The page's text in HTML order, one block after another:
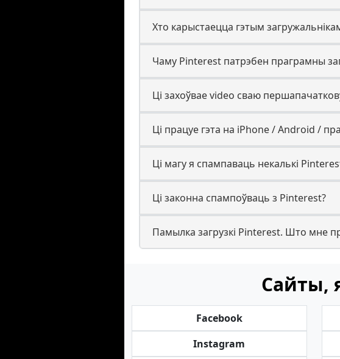
Хто карыстаецца гэтым
Чаму Pinterest патрэбен праграмны
Ці захоўвае video сваю
Ці працуе гэта на iPhone / Android /
Ці магу я спампаваць некалькі
Ці законна спампоўваць з Pinterest?
Памылка загрузкі Pinterest. Што мне
Сайты,
Facebook
Instagram